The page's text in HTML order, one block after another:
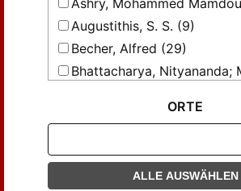
Ashry, Mohammed
Augustithis, S. S. (9)
Becher, Alfred (29)
Bhattacharya, Nityananda;
Blume, H.-P. (16)
Born, L.; Zemann, J. (23)
Braitsch, Otto (66)
ORTE
ALLE AUSWÄHLEN